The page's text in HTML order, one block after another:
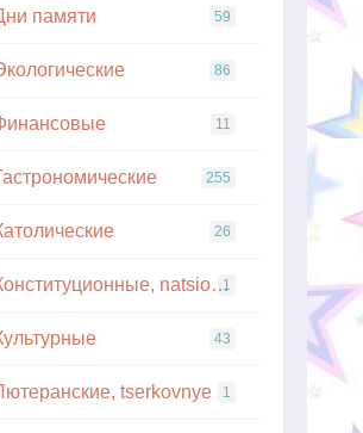
памяти 59
86
11
255
26
Конституционные, natsionalnye
1
43
tserkovnye 1